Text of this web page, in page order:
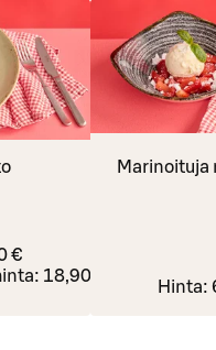
€
18,90 €
Marinoituja
Hinta: